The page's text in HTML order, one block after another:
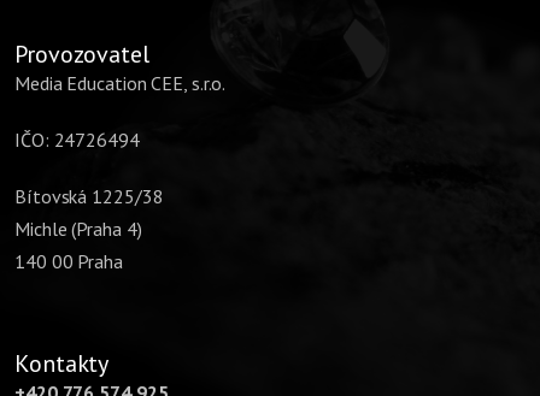
Provozovatel
Media Education CEE, s.r.o.
IČO: 24726494
Bítovská 1225/38
Michle (Praha 4)
140 00 Praha
Kontakty